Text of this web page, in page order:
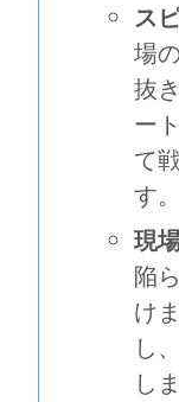
ス
場
抜
ー
て
す。
現
陥
け
し
し